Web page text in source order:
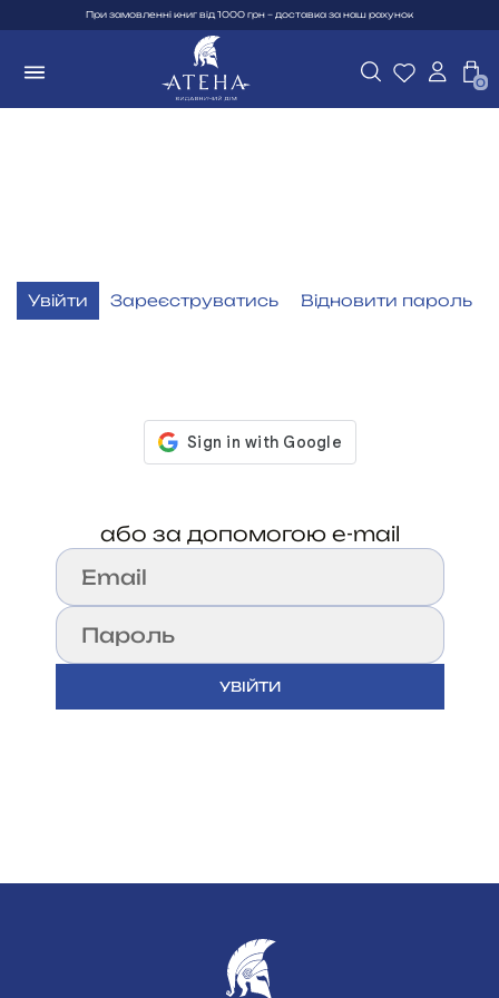
При замовленні книг від 1000 грн – доставка за наш рахунок
0
Увійти Зареєструватись Відновити пароль
або за допомогою e-mail
УВІЙТИ